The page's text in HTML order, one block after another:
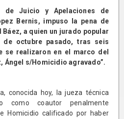
de Juicio y Apelaciones de
Bernis, impuso la pena de
a quien un jurado popular
de octubre pasado, tras seis
se realizaron en el marco del
Ángel s/Homicidio agravado”.
conocida hoy, la jueza técnica
como coautor penalmente
Homicidio calificado por haber